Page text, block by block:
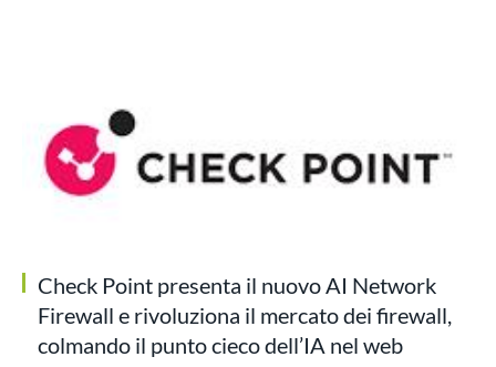
Check Point presenta il nuovo AI Network
Firewall e rivoluziona il mercato dei firewall,
colmando il punto cieco dell’IA nel web